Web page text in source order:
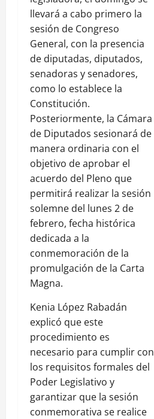
llevará a cabo primero la
sesión de Congreso
General, con la presencia
de diputadas, diputados,
senadoras y senadores,
como lo establece la
Constitución.
Posteriormente, la Cámara
de Diputados sesionará de
manera ordinaria con el
objetivo de aprobar el
acuerdo del Pleno que
permitirá realizar la sesión
solemne del lunes 2 de
febrero, fecha histórica
dedicada a la
conmemoración de la
promulgación de la Carta
Magna.
Kenia López Rabadán
explicó que este
procedimiento es
necesario para cumplir con
los requisitos formales del
Poder Legislativo y
garantizar que la sesión
conmemorativa se realice